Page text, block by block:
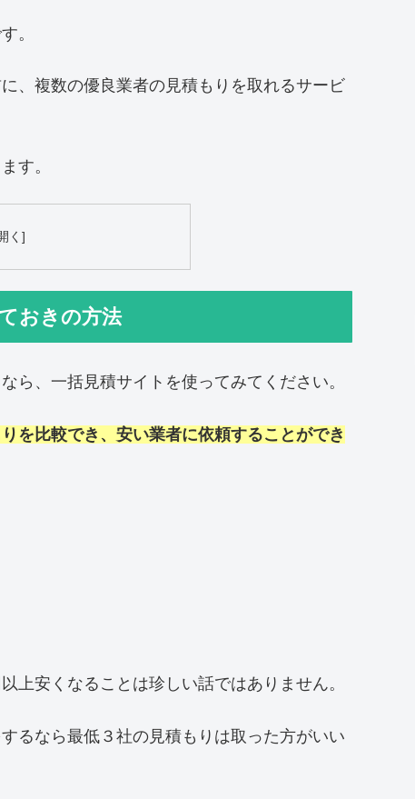
。
、複数の優良業者の見積もりを取れるサービ
す。
おきの方法
ら、一括見積サイトを使ってみてください。
を比較でき、安い業者に依頼することができ
上安くなることは珍しい話ではありません。
るなら最低３社の見積もりは取った方がいい